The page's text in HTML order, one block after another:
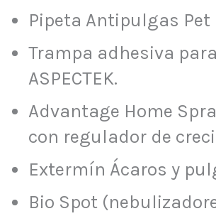
Pipeta Antipulgas Pet
Trampa adhesiva
ASPECTEK.
Advantage Home
con regulador de
Extermín Ácaros y
Bio Spot